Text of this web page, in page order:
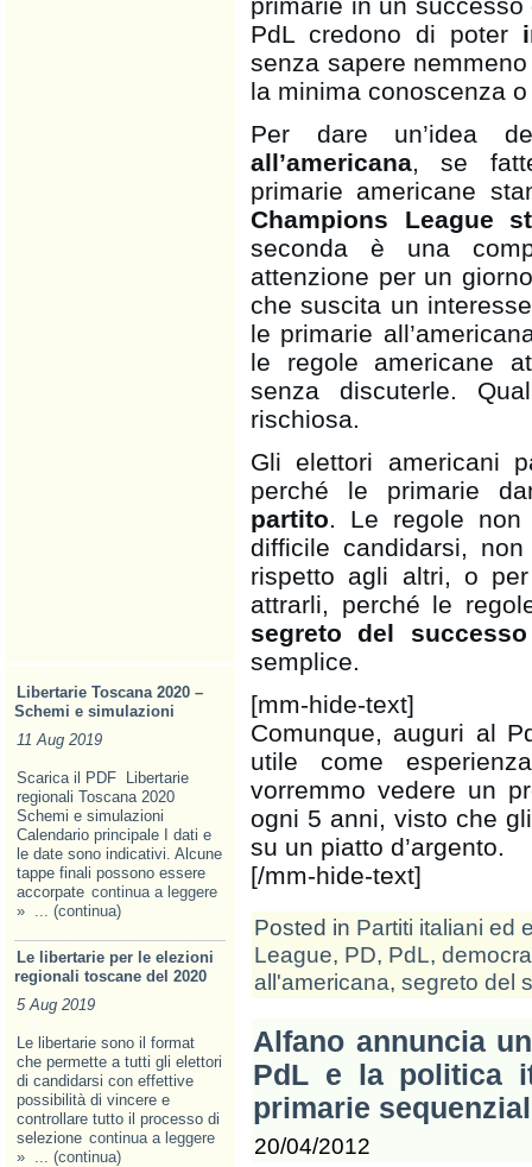
Libertarie Toscana 2020 –
Schemi e simulazioni
11 Aug 2019
Scarica il PDF Libertarie
regionali Toscana 2020
Schemi e simulazioni
Calendario principale I dati e
le date sono indicativi. Alcune
tappe finali possono essere
accorpate continua a leggere
» ... (continua)
Le libertarie per le elezioni
regionali toscane del 2020
5 Aug 2019
Le libertarie sono il format
che permette a tutti gli elettori
di candidarsi con effettive
possibilità di vincere e
controllare tutto il processo di
selezione continua a leggere
» ... (continua)
PdL credono di poter
senza sapere
la minima conoscenza
Per dare un’idea
all’americana, se
primarie americane
Champions League
seconda è una
attenzione per un
che suscita un
le primarie
le regole americane
senza discuterle.
rischiosa.
Gli elettori americani
perché le primarie
partito. Le regole non
difficile candidarsi,
rispetto agli altri, o
attrarli, perché le
segreto del successo
semplice.
[mm-hide-text]
Comunque, auguri al
utile come
vorremmo vedere un
ogni 5 anni, visto che
su un piatto d’argento.
[/mm-hide-text]
Posted in Partiti italiani ed
League, PD, PdL,
all'americana, segreto del
Alfano annuncia
PdL e la politica
primarie
20/04/2012